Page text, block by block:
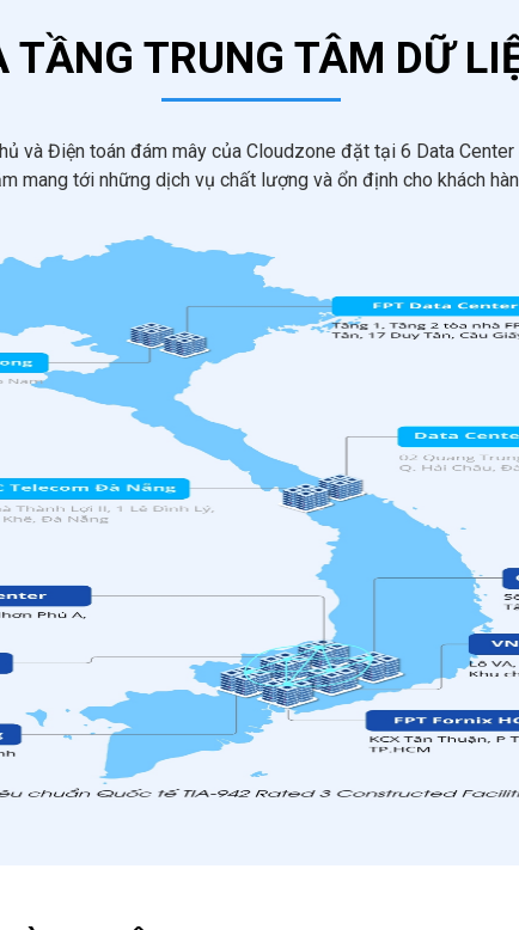
TẦNG TRUNG TÂM DỮ
và Điện toán đám mây của Cloudzone đặt tại 6 Data
mang tới những dịch vụ chất lượng và ổn định cho khách